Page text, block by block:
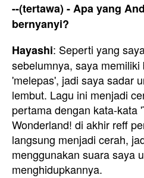
--(tertawa) - Apa yang
bernyanyi?
Hayashi: Seperti yang
sebelumnya, saya
'melepas', jadi saya sadar
lembut. Lagu ini menjadi
pertama dengan kata-kata
Wonderland! di akhir reff
langsung menjadi cerah,
menggunakan suara saya
menghidupkannya.